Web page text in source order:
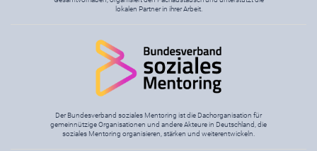
lokalen Partner in ihrer Arbeit.
Der Bundesverband soziales Mentoring ist die Dachorganisation für
gemeinnützige Organisationen und andere Akteure in Deutschland, die
soziales Mentoring organisieren, stärken und weiterentwickeln.